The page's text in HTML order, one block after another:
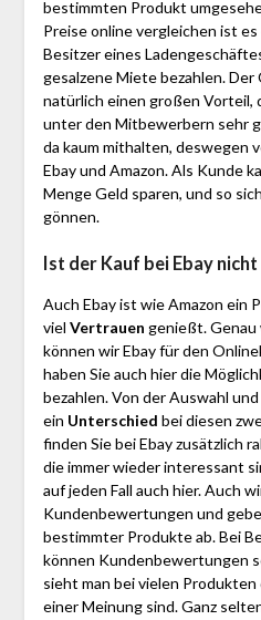
bestimmten Produkt
Preise online vergleichen ist
Besitzer eines
gesalzene Miete bezahlen. Der
natürlich einen großen Vorteil,
unter den Mitbewerbern sehr
da kaum mithalten, deswegen
Ebay und Amazon. Als Kunde
Menge Geld sparen, und so
gönnen.
Ist der Kauf bei Ebay nicht
Auch Ebay ist wie Amazon ein
viel Vertrauen genießt. Genau
können wir Ebay für den
haben Sie auch hier die
bezahlen. Von der Auswahl
ein Unterschied bei diesen
finden Sie bei Ebay zusätzlich
die immer wieder interessant
auf jeden Fall auch hier. Auch
Kundenbewertungen und
bestimmter Produkte ab. Bei
können Kundenbewertungen
sieht man bei vielen
einer Meinung sind. Ganz